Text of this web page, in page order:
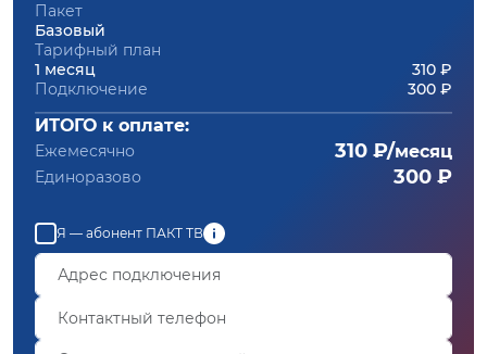
Пакет
Базовый
Тарифный план
1 месяц
310 ₽
Подключение
300 ₽
ИТОГО к оплате:
Ежемесячно 310 ₽/месяц
Единоразово 300 ₽
Я — абонент ПАКТ ТВ